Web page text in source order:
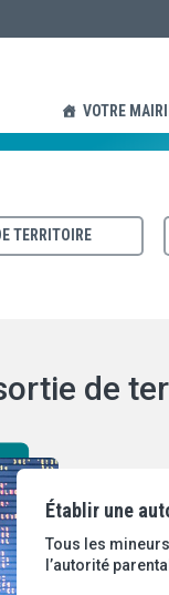
VOTRE
TERRITOIRE
de
Établir une
Tous les
l’autorité